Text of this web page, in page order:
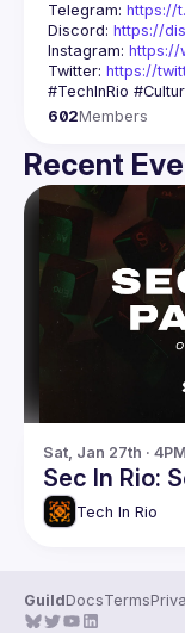
Telegram: https://
Discord: https://
Instagram: https://
Twitter: https://
602Members
Recent
Sat, Jan 27th · 4PM
Sec In Rio:
Tech In Rio
GuildDocsTerms